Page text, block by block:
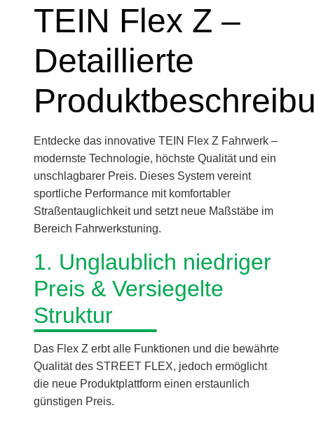
TEIN Flex Z –
Detaillierte
Entdecke das innovative TEIN Flex Z Fahrwerk –
modernste Technologie, höchste Qualität und ein
unschlagbarer Preis. Dieses System vereint
sportliche Performance mit komfortabler
Straßentauglichkeit und setzt neue Maßstäbe im
Bereich Fahrwerkstuning.
1. Unglaublich niedriger
Preis & Versiegelte
Struktur
Das Flex Z erbt alle Funktionen und die bewährte
Qualität des STREET FLEX, jedoch ermöglicht
die neue Produktplattform einen erstaunlich
günstigen Preis.